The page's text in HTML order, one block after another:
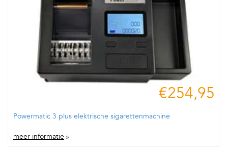
€254,95
Powermatic 3 plus elektrische sigarettenmachine
meer informatie »